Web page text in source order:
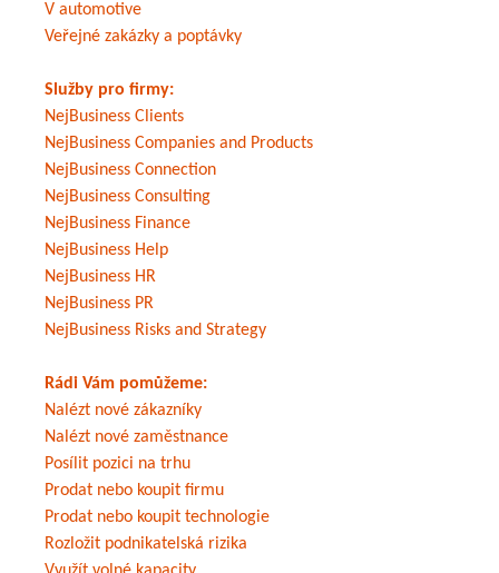
V automotive
Veřejné zakázky a poptávky
Služby pro firmy:
NejBusiness Clients
NejBusiness Companies and Products
NejBusiness Connection
NejBusiness Consulting
NejBusiness Finance
NejBusiness Help
NejBusiness HR
NejBusiness PR
NejBusiness Risks and Strategy
Rádi Vám pomůžeme:
Nalézt nové zákazníky
Nalézt nové zaměstnance
Posílit pozici na trhu
Prodat nebo koupit firmu
Prodat nebo koupit technologie
Rozložit podnikatelská rizika